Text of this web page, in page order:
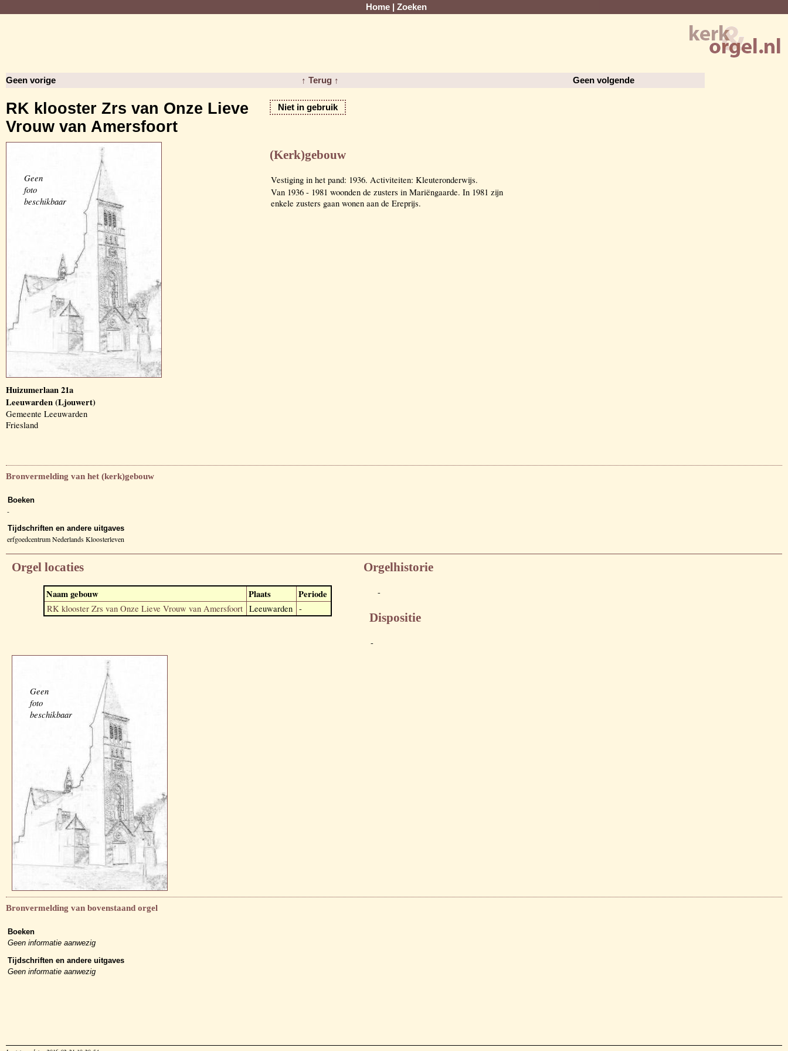
Home Zoeken
Geen vorige ↑ Terug ↑ Geen volgende
RK klooster Zrs van Onze Lieve
Vrouw van Amersfoort
Niet in gebruik
Geen
foto
beschikbaar
Huizumerlaan 21a
Leeuwarden (Ljouwert)
Gemeente Leeuwarden
Friesland
(Kerk)gebouw
Vestiging in het pand: 1936. Activiteiten: Kleuteronderwijs.
Van 1936 - 1981 woonden de zusters in Mariëngaarde. In 1981 zijn
enkele zusters gaan wonen aan de Ereprijs.
Bronvermelding van het (kerk)gebouw
Boeken
-
Tijdschriften en andere uitgaves
erfgoedcentrum Nederlands Kloosterleven
Orgel locaties
Naam gebouw Plaats Periode
RK klooster Zrs van Onze Lieve Vrouw van Amersfoort Leeuwarden -
Orgelhistorie
-
Dispositie
-
Geen
foto
beschikbaar
Bronvermelding van bovenstaand orgel
Boeken
Geen informatie aanwezig
Tijdschriften en andere uitgaves
Geen informatie aanwezig